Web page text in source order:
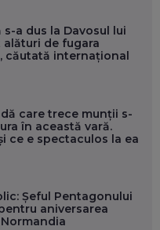
s-a dus la Davosul lui
alături de fugara
căutată internațional
care trece munții s-
în această vară.
ce e spectaculos la ea
Șeful Pentagonului
aniversarea